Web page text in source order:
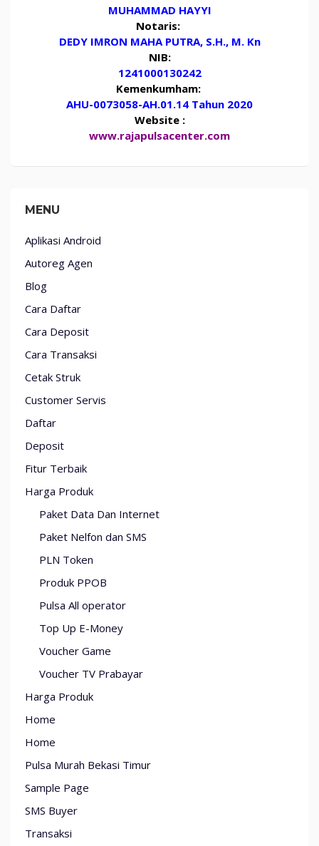
MUHAMMAD HAYYI
Notaris:
DEDY IMRON MAHA PUTRA, S.H., M. Kn
NIB:
1241000130242
Kemenkumham:
AHU-0073058-AH.01.14 Tahun 2020
Website :
www.rajapulsacenter.com
MENU
Aplikasi Android
Autoreg Agen
Blog
Cara Daftar
Cara Deposit
Cara Transaksi
Cetak Struk
Customer Servis
Daftar
Deposit
Fitur Terbaik
Harga Produk
Paket Data Dan Internet
Paket Nelfon dan SMS
PLN Token
Produk PPOB
Pulsa All operator
Top Up E-Money
Voucher Game
Voucher TV Prabayar
Harga Produk
Home
Home
Pulsa Murah Bekasi Timur
Sample Page
SMS Buyer
Transaksi